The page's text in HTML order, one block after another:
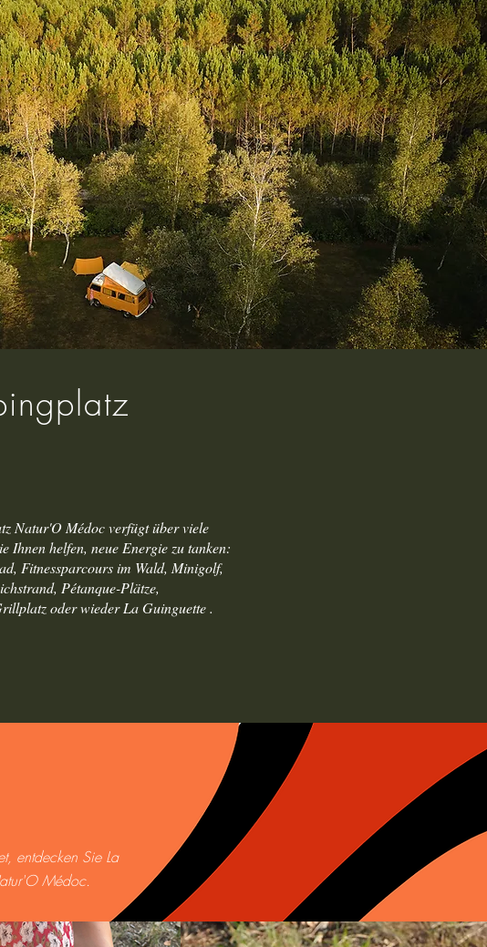
Natur'O Médoc verfügt über viele
Ihnen helfen, neue Energie zu tanken:
Fitnessparcours im Wald, Minigolf,
Pétanque-Plätze,
oder wieder La Guinguette .
entdecken Sie La
Médoc.